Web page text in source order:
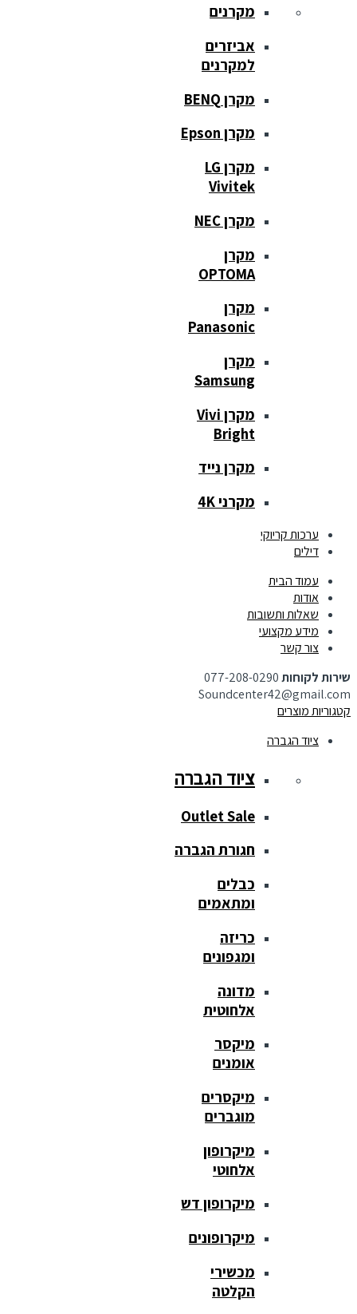
מקרנים
אביזרים
למקרנים
מקרן BENQ
מקרן Epson
מקרן LG
Vivitek
מקרן NEC
מקרן
OPTOMA
מקרן
Panasonic
מקרן
Samsung
מקרן Vivi
Bright
מקרן נייד
מקרני 4K
ערכות קריוקי
דילים
עמוד הבית
אודות
שאלות ותשובות
מידע מקצועי
צור קשר
שירות לקוחות077-208-0290
Soundcenter42@gmail.com
קטגוריות מוצרים
ציוד הגברה
ציוד הגברה
Outlet Sale
חגורת הגברה
כבלים
ומתאמים
כריזה
ומגפונים
מדונה
אלחוטית
מיקסר
אומנים
מיקסרים
מוגברים
מיקרופון
אלחוטי
מיקרופון דש
מיקרופונים
מכשירי
הקלטה